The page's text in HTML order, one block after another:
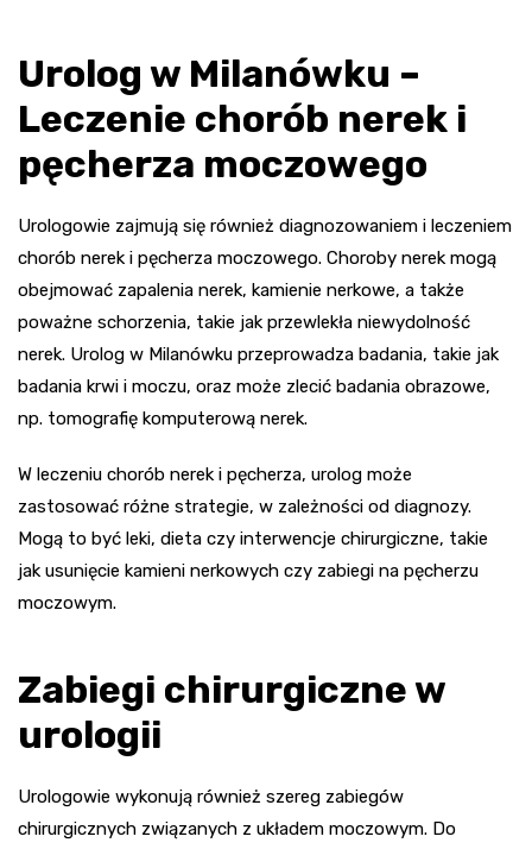
Urolog w Milanówku –
Leczenie chorób nerek i
pęcherza moczowego
Urologowie zajmują się również diagnozowaniem i leczeniem
chorób nerek i pęcherza moczowego. Choroby nerek mogą
obejmować zapalenia nerek, kamienie nerkowe, a także
poważne schorzenia, takie jak przewlekła niewydolność
nerek. Urolog w Milanówku przeprowadza badania, takie jak
badania krwi i moczu, oraz może zlecić badania obrazowe,
np. tomografię komputerową nerek.
W leczeniu chorób nerek i pęcherza, urolog może
zastosować różne strategie, w zależności od diagnozy.
Mogą to być leki, dieta czy interwencje chirurgiczne, takie
jak usunięcie kamieni nerkowych czy zabiegi na pęcherzu
moczowym.
Zabiegi chirurgiczne w
urologii
Urologowie wykonują również szereg zabiegów
chirurgicznych związanych z układem moczowym. Do